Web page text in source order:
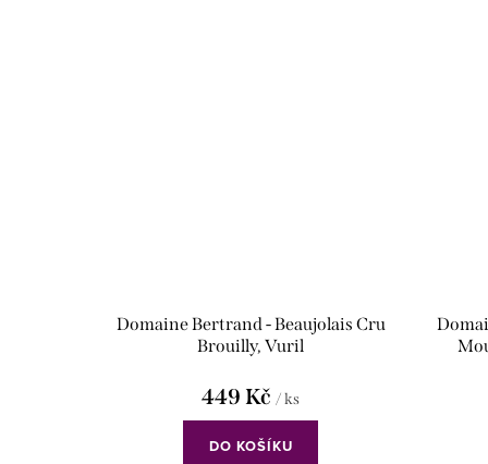
Domaine Bertrand - Beaujolais Cru
Brouilly, Vuril
449 Kč/ ks
DO KOŠÍKU